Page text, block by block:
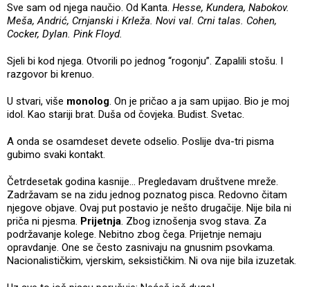
Sve sam od njega naučio. Od Kanta. Hesse, Kundera, Nabokov.
Meša, Andrić, Crnjanski i Krleža. Novi val. Crni talas. Cohen,
Cocker, Dylan. Pink Floyd.
Sjeli bi kod njega. Otvorili po jednog “rogonju”. Zapalili stošu. I
razgovor bi krenuo.
U stvari, više monolog. On je pričao a ja sam upijao. Bio je moj
idol. Kao stariji brat. Duša od čovjeka. Budist. Svetac.
A onda se osamdeset devete odselio. Poslije dva-tri pisma
gubimo svaki kontakt.
Četrdesetak godina kasnije… Pregledavam društvene mreže.
Zadržavam se na zidu jednog poznatog pisca. Redovno čitam
njegove objave. Ovaj put postavio je nešto drugačije. Nije bila ni
priča ni pjesma. Prijetnja. Zbog iznošenja svog stava. Za
podržavanje kolege. Nebitno zbog čega. Prijetnje nemaju
opravdanje. One se često zasnivaju na gnusnim psovkama.
Nacionalističkim, vjerskim, seksističkim. Ni ova nije bila izuzetak.